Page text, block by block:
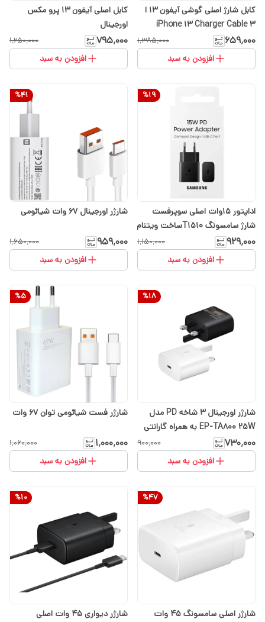
کابل شارژ اصلی گوشی آیفون 13 ا
iPhone 13 Charger Cable ۳
گارانتی
۶۵۹٬۰۰۰ ۱٬۳۸۵٬۰۰۰
افزودن به سبد
کابل اصلی آیفون 13 پرو مکس
اورجینال
۷۹۵٬۰۰۰ ۱٬۲۵۰٬۰۰۰
افزودن به سبد
%19
اداپتور 15وات اصلی سوپرفست
شارژ سامسونگ T1510ساخت ویتنام
ارسال رایگان (با انتخاب گزینه
تیپاکس)
۹۲۹٬۰۰۰ ۱٬۱۵۰٬۰۰۰
افزودن به سبد
%41
شارژر اورجینال 67 وات شیائومی
۹۵۹٬۰۰۰ ۱٬۶۵۰٬۰۰۰
افزودن به سبد
%18
شارژر اورجینال 3 شاخه PD مدل
EP-TA800 25W به همراه گارانتی
تعویض ارسال رایگان( با انتخاب
گزینه تیپاکس)
۷۳۰٬۰۰۰ ۹۰۰٬۰۰۰
افزودن به سبد
%5
شارژر فست شیائومی توان 67 وات
۱٬۰۰۰٬۰۰۰ ۱٬۰۶۰٬۰۰۰
افزودن به سبد
%47
شارژر اصلی سامسونگ 45 وات
%10
شارژر دیواری 45 وات اصلی